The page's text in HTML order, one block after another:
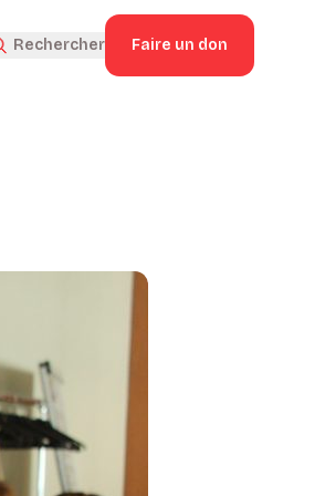
Rechercher Faire un don